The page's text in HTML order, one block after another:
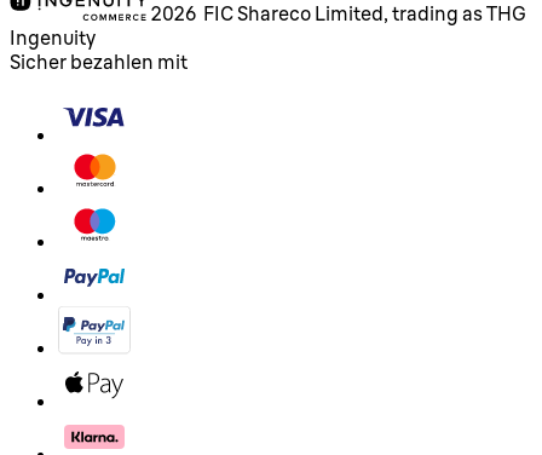
2026 FIC Shareco Limited, trading as THG
Ingenuity
Sicher bezahlen mit